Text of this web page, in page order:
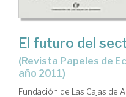
El futuro del
(Revista Papeles de Economía Española, Nº130,
año 2011)
Fundación de Las Cajas de